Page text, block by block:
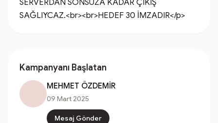
SERVERDAN SONSUZA KADAR ÇIKIŞ
SAĞLIYCAZ.<br><br>HEDEF 30 İMZADIR</p>
Kampanyanı Başlatan
MEHMET ÖZDEMİR
09 Mart 2025
Mesaj Gönder